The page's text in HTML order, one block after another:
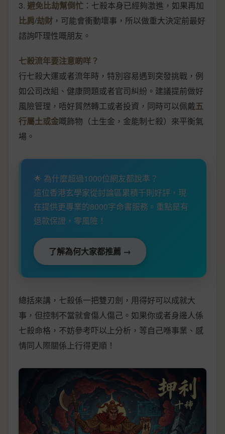
3. 避免比劫幫倒忙 ：七殺本身已經夠激進，如果再加
比肩/劫財 ，可能會衝動壞事，所以做重大決定前最好
諮詢吓理性嘅朋友。
七殺流年要注意啲咩？
行七殺大運或者流年時，特別容易遇到突發挑戰，例
如公司改組、健康問題或者官司糾紛。建議提前做好
風險管理，唔好貿然轉工或者投資，同時可以佩戴五
行屬土或金嘅飾物（土生金，金能制七殺）來平衡氣
場。
🌟 為什麼超過1000位網友都說準？
這位香港玄學家從討論區累積千則好評，現
在提供更專業的8000字命書服務。重點是有
退款保證，零風險！
了解為何大家都推薦 →
總括來講，七殺係一把雙刃劍，用得好可以成就大
事，但控制不當就會傷人傷己。如果你或者身邊人係
七殺命格，不妨參考吓以上分析，等自己喺事業、感
情同人際關係上行得更順！